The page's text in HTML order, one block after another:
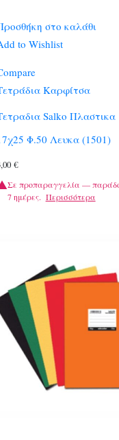
στο καλάθι
to Wishlist
Καρφίτσα
Salko Πλαστικα
Φ.50 Λευκα (1501)
€
Σε προπαραγγελία —
7 ημέρες. Περισσότερα